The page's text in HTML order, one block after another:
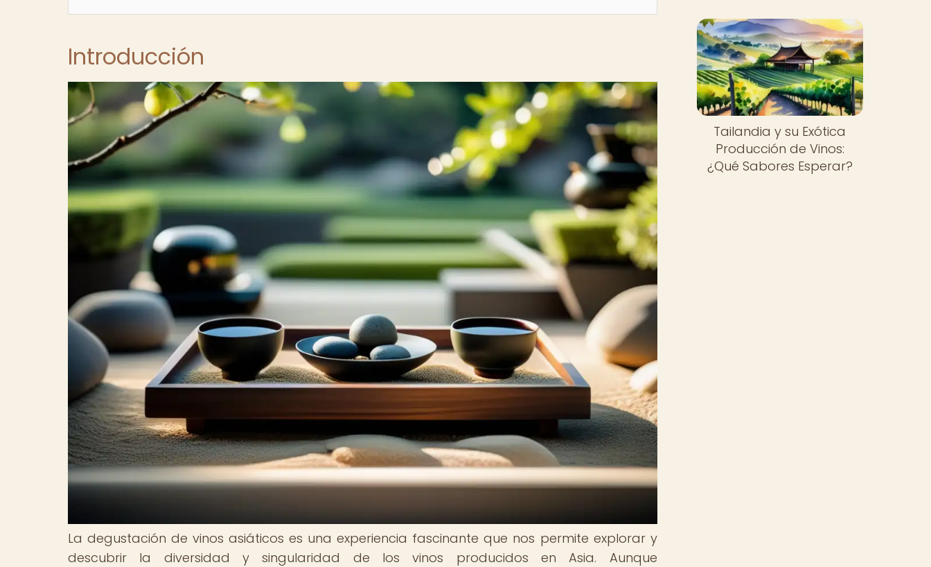
Introducción
La degustación de vinos asiáticos es una experiencia fascinante que nos permite explorar y
descubrir la diversidad y singularidad de los vinos producidos en Asia. Aunque
Tailandia y su Exótica
Producción de Vinos:
¿Qué Sabores Esperar?